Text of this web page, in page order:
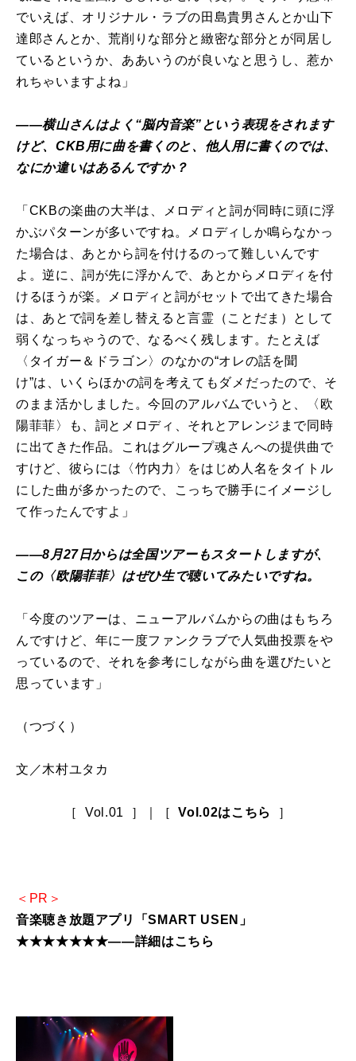
でいえば、オリジナル・ラブの田島貴男さんとか山下
達郎さんとか、荒削りな部分と緻密な部分とが同居し
ているというか、ああいうのが良いなと思うし、惹か
れちゃいますよね」
――横山さんはよく“脳内音楽”という表現をされます
けど、CKB用に曲を書くのと、他人用に書くのでは、
なにか違いはあるんですか？
「CKBの楽曲の大半は、メロディと詞が同時に頭に浮
かぶパターンが多いですね。メロディしか鳴らなかっ
た場合は、あとから詞を付けるのって難しいんです
よ。逆に、詞が先に浮かんで、あとからメロディを付
けるほうが楽。メロディと詞がセットで出てきた場合
は、あとで詞を差し替えると言霊（ことだま）として
弱くなっちゃうので、なるべく残します。たとえば
〈タイガー＆ドラゴン〉のなかの“オレの話を聞
け”は、いくらほかの詞を考えてもダメだったので、そ
のまま活かしました。今回のアルバムでいうと、〈欧
陽菲菲〉も、詞とメロディ、それとアレンジまで同時
に出てきた作品。これはグループ魂さんへの提供曲で
すけど、彼らには〈竹内力〉をはじめ人名をタイトル
にした曲が多かったので、こっちで勝手にイメージし
て作ったんですよ」
――8月27日からは全国ツアーもスタートしますが、
この〈欧陽菲菲〉はぜひ生で聴いてみたいですね。
「今度のツアーは、ニューアルバムからの曲はもちろ
んですけど、年に一度ファンクラブで人気曲投票をや
っているので、それを参考にしながら曲を選びたいと
思っています」
（つづく）
文／木村ユタカ
［ Vol.01 ］｜［Vol.02はこちら ］
＜PR＞
音楽聴き放題アプリ「SMART USEN」
★★★★★★★――詳細はこちら